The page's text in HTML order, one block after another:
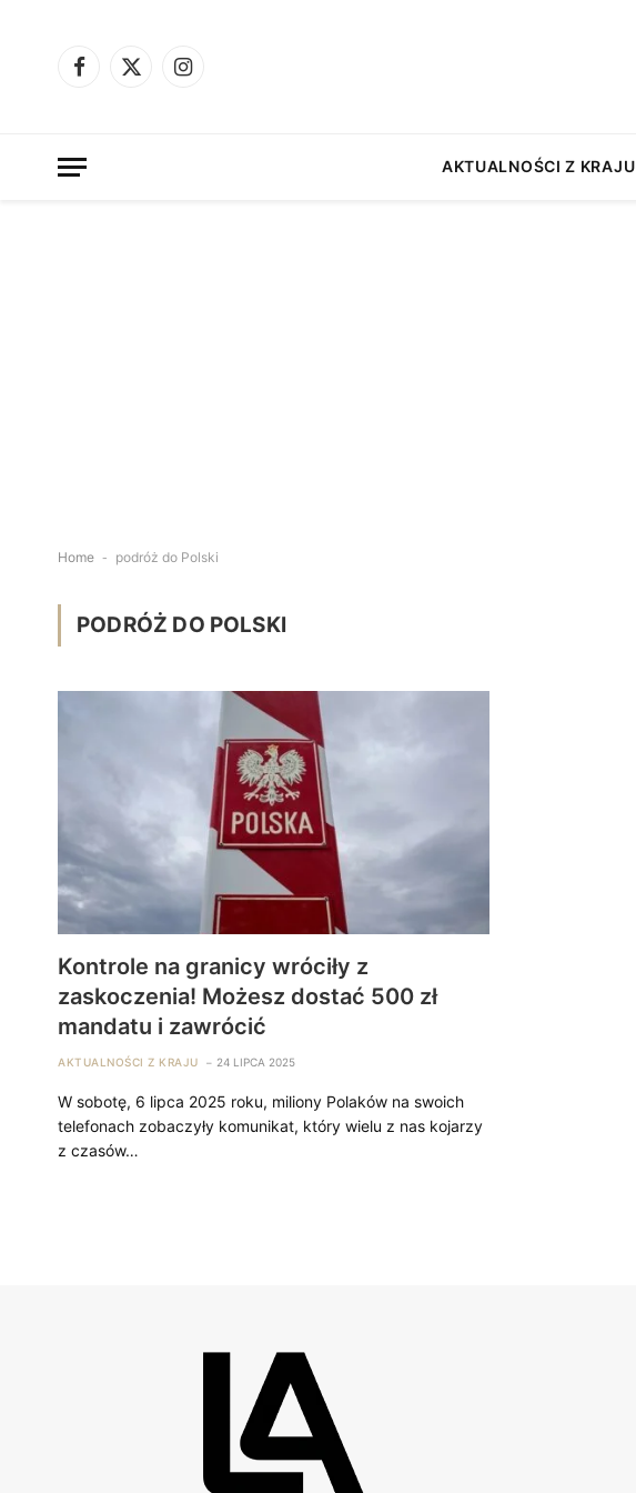
Facebook
X
Instagram
AKTUALNOŚCI Z KRAJU
Home - podróż do Polski
PODRÓŻ DO POLSKI
Kontrole na granicy wróciły z
zaskoczenia! Możesz dostać 500 zł
mandatu i zawrócić
AKTUALNOŚCI Z KRAJU 24 LIPCA 2025
W sobotę, 6 lipca 2025 roku, miliony Polaków na swoich
telefonach zobaczyły komunikat, który wielu z nas kojarzy
z czasów…